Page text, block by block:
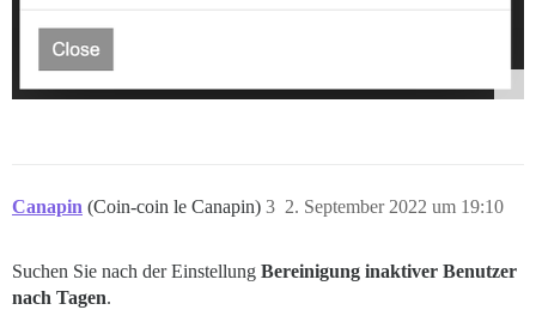
Canapin (Coin-coin le Canapin) 2. September 2022 um 19:10
3
Suchen Sie nach der Einstellung Bereinigung inaktiver Benutzer
nach Tagen.